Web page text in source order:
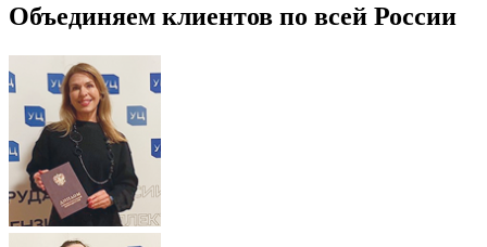
Объединяем клиентов по всей России